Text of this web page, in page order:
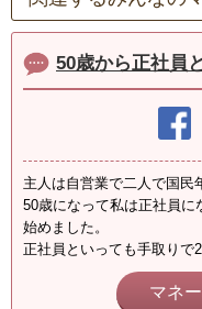
50歳から正社員
主人は自営業で二人で国
50歳になって私は正社員に
始めました。
正社員といっても手取りで
マネ